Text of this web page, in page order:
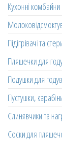
Кухонні комбайни
Підігрівачі та
Пляшечки для
Подушки для
Пустушки,
Слинявчики та
Соски для